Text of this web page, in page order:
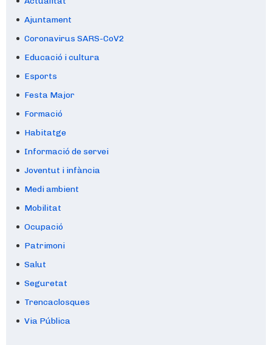
Ajuntament
Coronavirus SARS-CoV2
Educació i cultura
Esports
Festa Major
Formació
Habitatge
Informació de servei
Joventut i infància
Medi ambient
Mobilitat
Ocupació
Patrimoni
Salut
Seguretat
Trencaclosques
Via Pública